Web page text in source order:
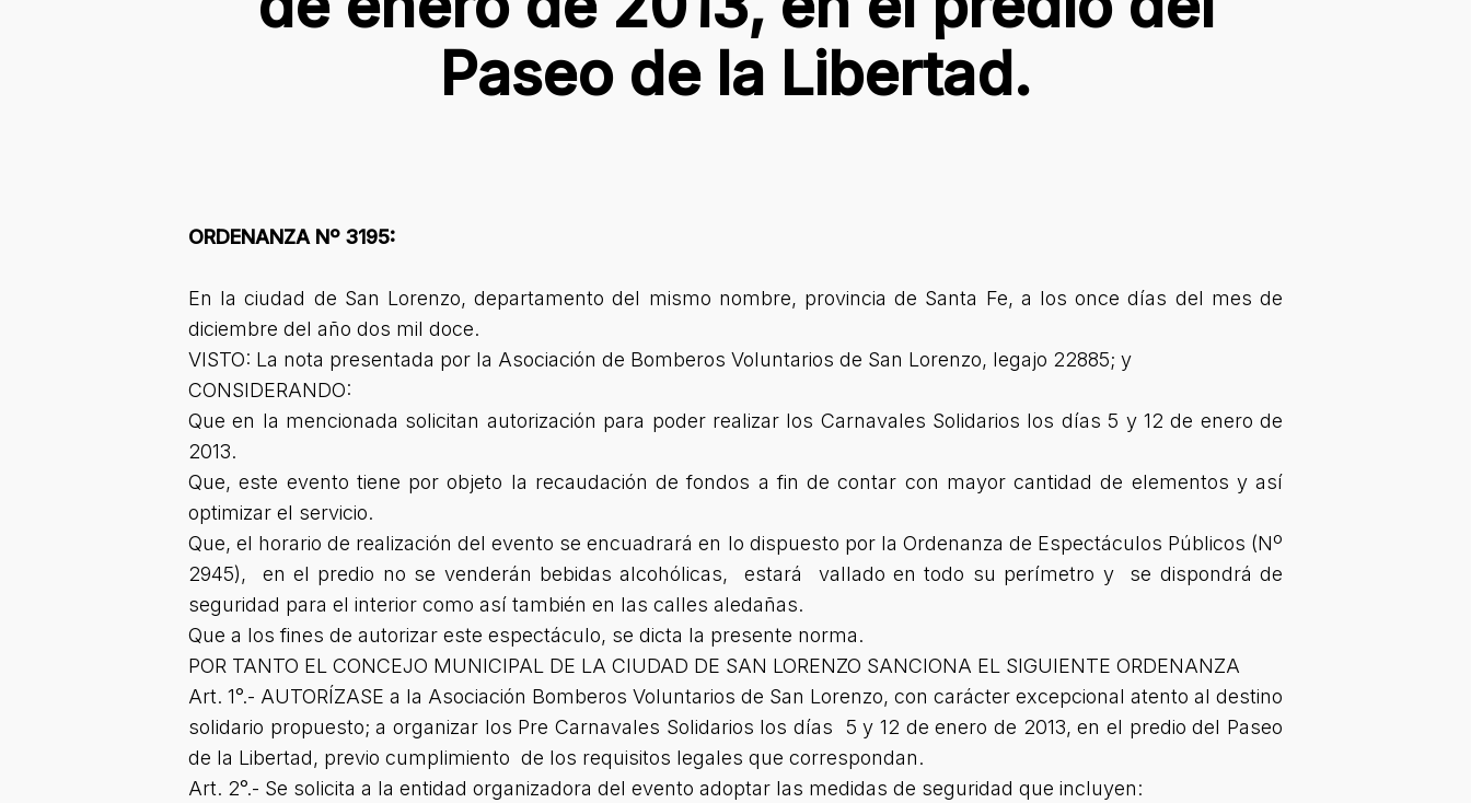
Paseo de la Libertad.
ORDENANZA Nº 3195:
En la ciudad de San Lorenzo, departamento del mismo nombre, provincia de Santa Fe, a los once días del mes de
diciembre del año dos mil doce.
VISTO: La nota presentada por la Asociación de Bomberos Voluntarios de San Lorenzo, legajo 22885; y
CONSIDERANDO:
Que en la mencionada solicitan autorización para poder realizar los Carnavales Solidarios los días 5 y 12 de enero de
2013.
Que, este evento tiene por objeto la recaudación de fondos a fin de contar con mayor cantidad de elementos y así
optimizar el servicio.
Que, el horario de realización del evento se encuadrará en lo dispuesto por la Ordenanza de Espectáculos Públicos (Nº
2945), en el predio no se venderán bebidas alcohólicas, estará vallado en todo su perímetro y se dispondrá de
seguridad para el interior como así también en las calles aledañas.
Que a los fines de autorizar este espectáculo, se dicta la presente norma.
POR TANTO EL CONCEJO MUNICIPAL DE LA CIUDAD DE SAN LORENZO SANCIONA EL SIGUIENTE ORDENANZA
Art. 1°.- AUTORÍZASE a la Asociación Bomberos Voluntarios de San Lorenzo, con carácter excepcional atento al destino
solidario propuesto; a organizar los Pre Carnavales Solidarios los días 5 y 12 de enero de 2013, en el predio del Paseo
de la Libertad, previo cumplimiento de los requisitos legales que correspondan.
Art. 2°.- Se solicita a la entidad organizadora del evento adoptar las medidas de seguridad que incluyen: